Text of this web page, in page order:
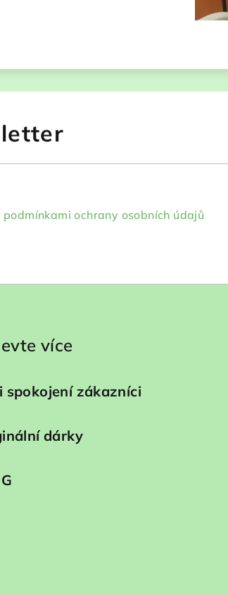
podmínkami ochrany osobních údajů
více
spokojení zákazníci
dárky